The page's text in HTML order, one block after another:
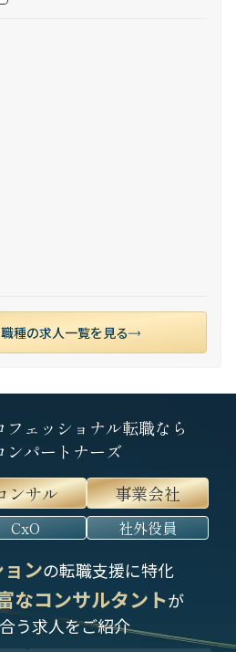
種の求人一覧を見る
ェッショナル転職なら
ンパートナーズ
ンサル 事業会社
CxO 社外役員
ンの転職支援に特化
なコンサルタントが
う求人をご紹介